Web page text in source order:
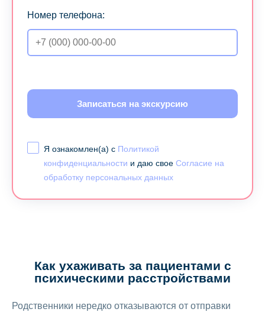
Номер телефона:
Записаться на экскурсию
Я ознакомлен(а) с Политикой
конфиденциальности и даю свое Согласие на
обработку персональных данных
Как ухаживать за пациентами с
психическими расстройствами
Родственники нередко отказываются от отправки